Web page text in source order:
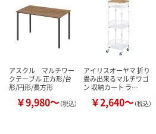
カゴへ
アスクル マルチワー
クテーブル 正方形/台
形/円形/長方形
￥9,980～（税込）
アイリスオーヤマ 折り
畳み出来るマルチワゴ
ン 収納カート ラ…
￥2,640～（税込）